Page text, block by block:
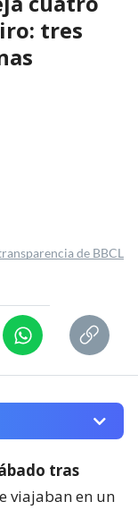
tres
de BBCL
tras
viajaban en un